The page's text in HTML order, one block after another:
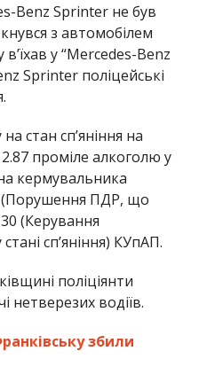
Benz Sprinter не був
з автомобілем
у “Mercedes-Benz
Sprinter поліцейські
стан сп’яніння на
проміле алкоголю у
кермувальника
(Порушення ПДР, що
(Керування
сп’яніння) КУпАП.
поліціянти
нетверезих водіїв.
збили